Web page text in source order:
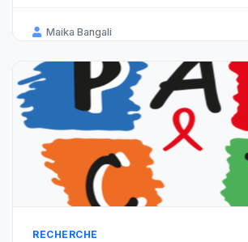
Maika Bangali
RECHERCHE